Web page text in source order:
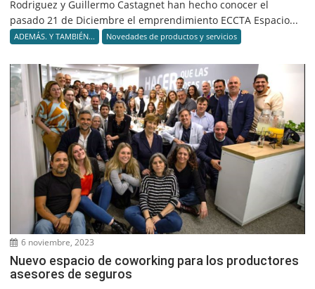
Rodriguez y Guillermo Castagnet han hecho conocer el
pasado 21 de Diciembre el emprendimiento ECCTA Espacio...
ADEMÁS. Y TAMBIÉN... Novedades de productos y servicios
6 noviembre, 2023
Nuevo espacio de coworking para los productores
asesores de seguros